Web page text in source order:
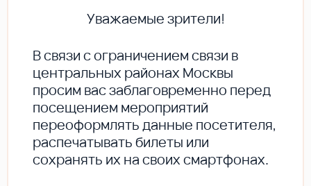
Уважаемые зрители!
В cвязи с ограничением связи в
центральных районах Москвы
просим вас заблаговременно перед
посещением мероприятий
переоформлять данные посетителя,
распечатывать билеты или
сохранять их на своих смартфонах.